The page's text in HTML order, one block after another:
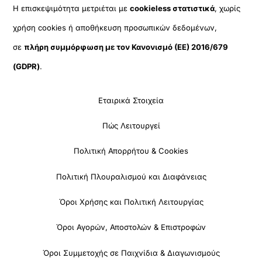
Η επισκεψιμότητα μετριέται μεcookieless στατιστικά, χωρίς
χρήση cookies ή αποθήκευση προσωπικών δεδομένων,
σεπλήρη συμμόρφωση με τον Κανονισμό (ΕΕ) 2016/679
(GDPR).
Εταιρικά Στοιχεία
Πώς Λειτουργεί
Πολιτική Απορρήτου & Cookies
Πολιτική Πλουραλισμού και Διαφάνειας
Όροι Χρήσης και Πολιτική Λειτουργίας
Όροι Αγορών, Αποστολών & Επιστροφών
Όροι Συμμετοχής σε Παιχνίδια & Διαγωνισμούς